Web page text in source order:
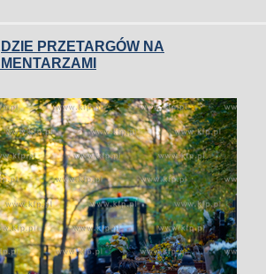
PRZETARGÓW NA